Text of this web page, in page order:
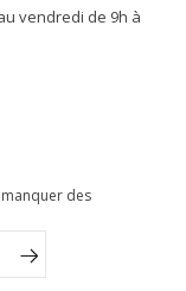
vendredi de 9h à
des